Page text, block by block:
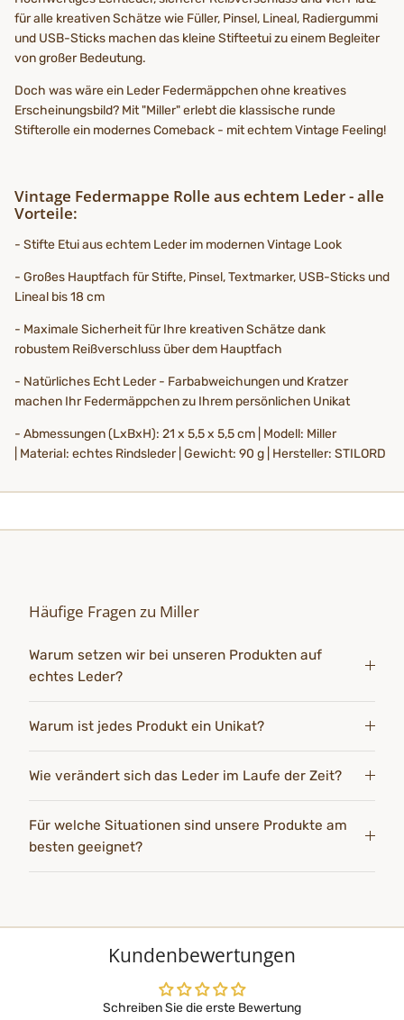
für alle kreativen Schätze wie Füller, Pinsel, Lineal, Radiergummi
und USB-Sticks machen das kleine Stifteetui zu einem Begleiter
von großer Bedeutung.
Doch was wäre ein Leder Federmäppchen ohne kreatives
Erscheinungsbild? Mit "Miller" erlebt die klassische runde
Stifterolle ein modernes Comeback - mit echtem Vintage Feeling!
Vintage Federmappe Rolle aus echtem Leder - alle
Vorteile:
- Stifte Etui aus echtem Leder im modernen Vintage Look
- Großes Hauptfach für Stifte, Pinsel, Textmarker, USB-Sticks und
Lineal bis 18 cm
- Maximale Sicherheit für Ihre kreativen Schätze dank
robustem Reißverschluss über dem Hauptfach
- Natürliches Echt Leder - Farbabweichungen und Kratzer
machen Ihr Federmäppchen zu Ihrem persönlichen Unikat
- Abmessungen (LxBxH): 21 x 5,5 x 5,5 cm | Modell: Miller
| Material: echtes Rindsleder | Gewicht: 90 g | Hersteller: STILORD
Häufige Fragen zu Miller
Warum setzen wir bei unseren Produkten auf
echtes Leder?
Warum ist jedes Produkt ein Unikat?
Wie verändert sich das Leder im Laufe der Zeit?
Für welche Situationen sind unsere Produkte am
besten geeignet?
Kundenbewertungen
Schreiben Sie die erste Bewertung